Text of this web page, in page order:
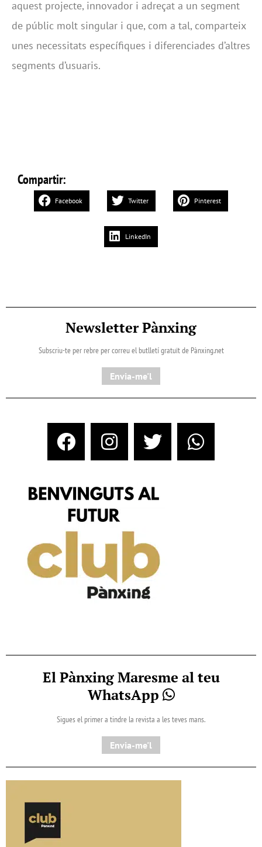
aquest projecte, innovador i adreçat a un segment
de públic molt singular i que, com a tal, comparteix
unes necessitats específiques i diferenciades d’altres
segments d’usuaris.
Compartir:
Facebook Twitter Pinterest
LinkedIn
Newsletter Pànxing
Subscriu-te per rebre per correu el butlletí gratuït de Pànxing.net​
Envia-me'l
El Pànxing Maresme al teu
WhatsApp
Sigues el primer a tindre la revista a les teves mans.
Envia-me'l